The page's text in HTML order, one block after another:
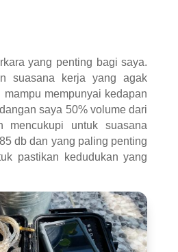
yang penting bagi saya.
suasana kerja yang agak
mempunyai kedapan
saya 50% volume dari
mencukupi untuk suasana
db dan yang paling penting
pastikan kedudukan yang